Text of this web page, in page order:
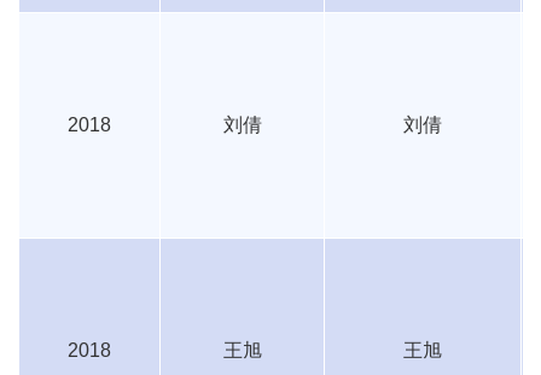
2018 刘倩 刘倩
2018 王旭 王旭